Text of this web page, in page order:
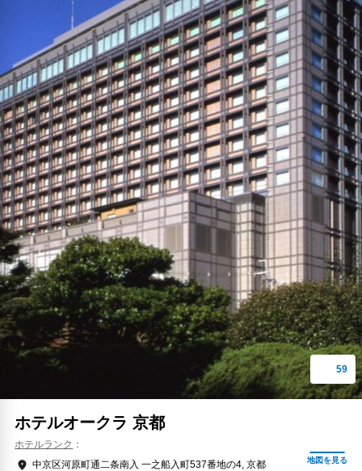
ホテルオークラ 京都
ホテルランク
中京区河原町通二条南入 一之船入町537番地の4, 京都